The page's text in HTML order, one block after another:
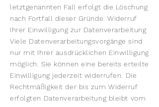
letztgenannten Fall erfolgt die Löschung
nach Fortfall dieser Gründe. Widerruf
Ihrer Einwilligung zur Datenverarbeitung
Viele Datenverarbeitungsvorgänge sind
nur mit Ihrer ausdrücklichen Einwilligung
möglich. Sie können eine bereits erteilte
Einwilligung jederzeit widerrufen. Die
Rechtmäßigkeit der bis zum Widerruf
erfolgten Datenverarbeitung bleibt vom